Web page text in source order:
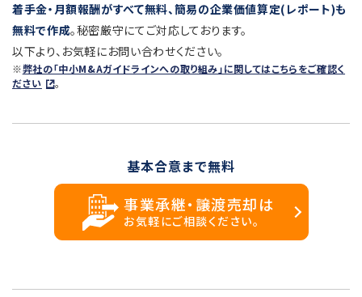
着手金・月額報酬がすべて無料、簡易の企業価値算定(レポート)も
無料で作成。秘密厳守にてご対応しております。
以下より、お気軽にお問い合わせください。
※弊社の「中小M&Aガイドラインへの取り組み」に関してはこちらをご確認く
ださい
。
基本合意まで無料
事業承継・譲渡売却は
お気軽にご相談ください。